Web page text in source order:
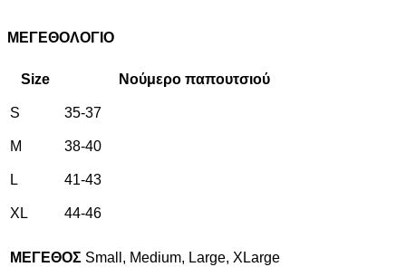
ΜΕΓΕΘΟΛΟΓΙΟ
Size Νούμερο παπουτσιού
S 35-37
M 38-40
L 41-43
XL 44-46
ΜΕΓΕΘΟΣ Small, Medium, Large, XLarge